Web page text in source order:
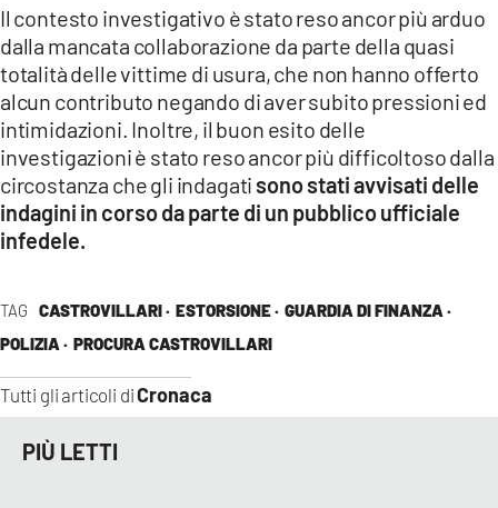
TAG CASTROVILLARI · ESTORSIONE · GUARDIA DI FINANZA ·
POLIZIA · PROCURA CASTROVILLARI
Tutti gli articoli diCronaca
Il contesto investigativo è stato reso ancor più arduo
dalla mancata collaborazione da parte della quasi
totalità delle vittime di usura, che non hanno offerto
alcun contributo negando di aver subito pressioni ed
intimidazioni. Inoltre, il buon esito delle
investigazioni è stato reso ancor più difficoltoso dalla
circostanza che gli indagati sono stati avvisati delle
indagini in corso da parte di un pubblico ufficiale
infedele.
PIÙ LETTI